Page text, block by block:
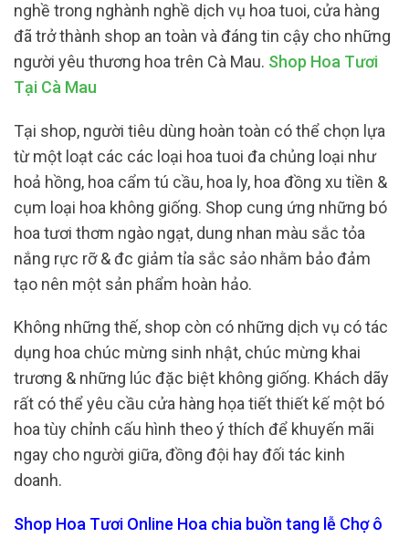
nghề trong nghành nghề dịch vụ hoa tuoi, cửa hàng
đã trở thành shop an toàn và đáng tin cậy cho những
người yêu thương hoa trên Cà Mau. Shop Hoa Tươi
Tại Cà Mau
Tại shop, người tiêu dùng hoàn toàn có thể chọn lựa
từ một loạt các các loại hoa tuoi đa chủng loại như
hoả hồng, hoa cẩm tú cầu, hoa ly, hoa đồng xu tiền &
cụm loại hoa không giống. Shop cung ứng những bó
hoa tươi thơm ngào ngạt, dung nhan màu sắc tỏa
nắng rực rỡ & đc giảm tỉa sắc sảo nhằm bảo đảm
tạo nên một sản phẩm hoàn hảo.
Không những thế, shop còn có những dịch vụ có tác
dụng hoa chúc mừng sinh nhật, chúc mừng khai
trương & những lúc đặc biệt không giống. Khách dãy
rất có thể yêu cầu cửa hàng họa tiết thiết kế một bó
hoa tùy chỉnh cấu hình theo ý thích để khuyến mãi
ngay cho người giữa, đồng đội hay đối tác kinh
doanh.
Shop Hoa Tươi Online Hoa chia buồn tang lễ Chợ ô